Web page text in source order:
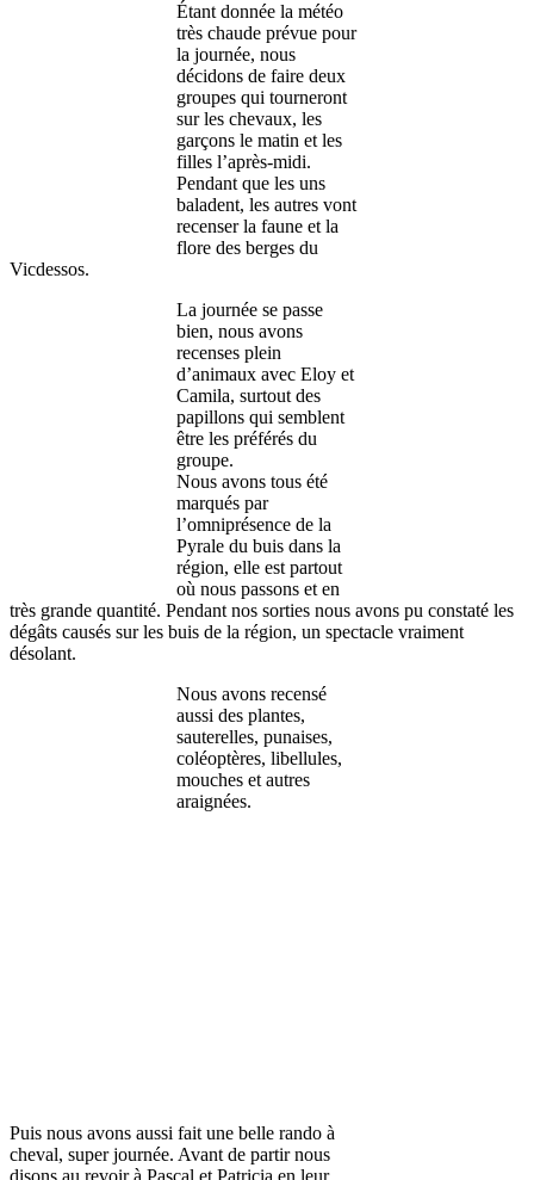
Étant donnée la météo
très chaude prévue pour
la journée, nous
décidons de faire deux
groupes qui tourneront
sur les chevaux, les
garçons le matin et les
filles l’après-midi.
Pendant que les uns
baladent, les autres vont
recenser la faune et la
flore des berges du
Vicdessos.
La journée se passe
bien, nous avons
recenses plein
d’animaux avec Eloy et
Camila, surtout des
papillons qui semblent
être les préférés du
groupe.
Nous avons tous été
marqués par
l’omniprésence de la
Pyrale du buis dans la
région, elle est partout
où nous passons et en
très grande quantité. Pendant nos sorties nous avons pu constaté les
dégâts causés sur les buis de la région, un spectacle vraiment
désolant.
Nous avons recensé
aussi des plantes,
sauterelles, punaises,
coléoptères, libellules,
mouches et autres
araignées.
Puis nous avons aussi fait une belle rando à
cheval, super journée. Avant de partir nous